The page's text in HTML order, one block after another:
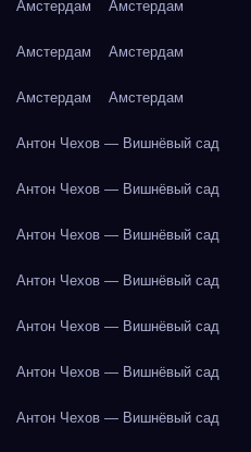
Амстердам Амстердам
Амстердам Амстердам
Амстердам Амстердам
Антон Чехов — Вишнёвый сад
Антон Чехов — Вишнёвый сад
Антон Чехов — Вишнёвый сад
Антон Чехов — Вишнёвый сад
Антон Чехов — Вишнёвый сад
Антон Чехов — Вишнёвый сад
Антон Чехов — Вишнёвый сад